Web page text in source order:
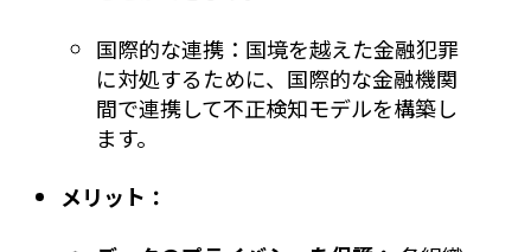
国際的な連携：国境を越えた金融犯罪
に対処するために、国際的な金融機関
間で連携して不正検知モデルを構築し
ます。
メリット：